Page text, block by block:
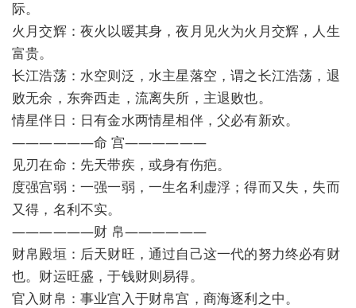
际。
火月交辉：夜火以暖其身，夜月见火为火月交辉，人生
富贵。
长江浩荡：水空则泛，水主星落空，谓之长江浩荡，退
败无余，东奔西走，流离失所，主退败也。
情星伴日：日有金水两情星相伴，父必有新欢。
——————命 宫——————
见刃在命：先天带疾，或身有伤疤。
度强宫弱：一强一弱，一生名利虚浮；得而又失，失而
又得，名利不实。
——————财 帛——————
财帛殿垣：后天财旺，通过自己这一代的努力终必有财
也。财运旺盛，于钱财则易得。
官入财帛：事业宫入于财帛宫，商海逐利之中。